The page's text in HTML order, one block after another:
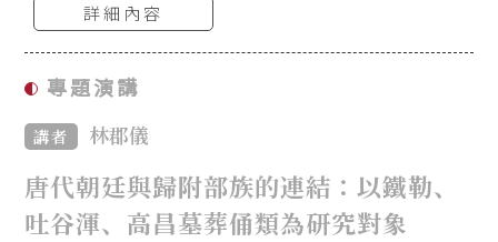
詳細內容
專題演講
講者 林郡儀
唐代朝廷與歸附部族的連結：以鐵勒、
吐谷渾、高昌墓葬俑類為研究對象